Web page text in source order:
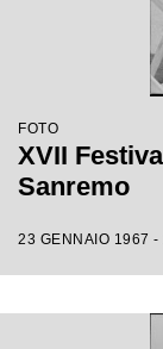
FOTO
XVII
Sanremo
23 GENNAIO 1967